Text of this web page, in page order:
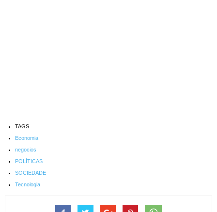
TAGS
Economia
negocios
POLÍTICAS
SOCIEDADE
Tecnologia